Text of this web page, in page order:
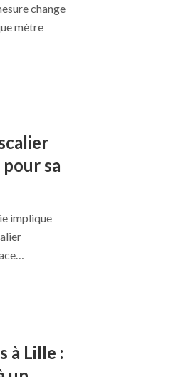
change
mètre
sa
implique
à Lille :